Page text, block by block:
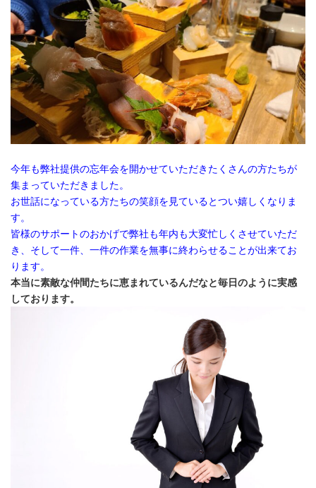
今年も弊社提供の忘年会を開かせていただきたくさんの方たちが
集まっていただきました。
お世話になっている方たちの笑顔を見ているとつい嬉しくなりま
す。
皆様のサポートのおかげで弊社も年内も大変忙しくさせていただ
き、そして一件、一件の作業を無事に終わらせることが出来てお
ります。
本当に素敵な仲間たちに恵まれているんだなと毎日のように実感
しております。